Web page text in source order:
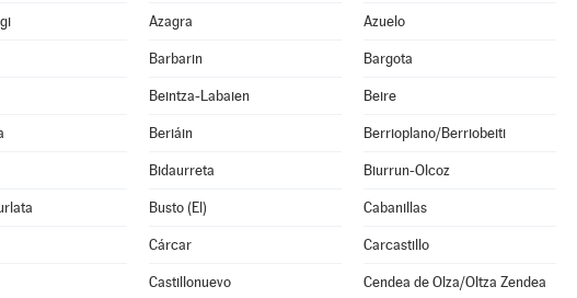
Azagra Azuelo
Barbarin Bargota
Beintza-Labaien Beire
Beriáin Berrioplano/Berriobeiti
Bidaurreta Biurrun-Olcoz
Busto (El) Cabanillas
Cárcar Carcastillo
Castillonuevo Cendea de Olza/Oltza Zendea